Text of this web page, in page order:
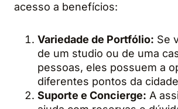
acesso a benefícios:
Variedade de Portfólio: Se
de um studio ou de uma
pessoas, eles possuem a
diferentes pontos da
Suporte e Concierge: A